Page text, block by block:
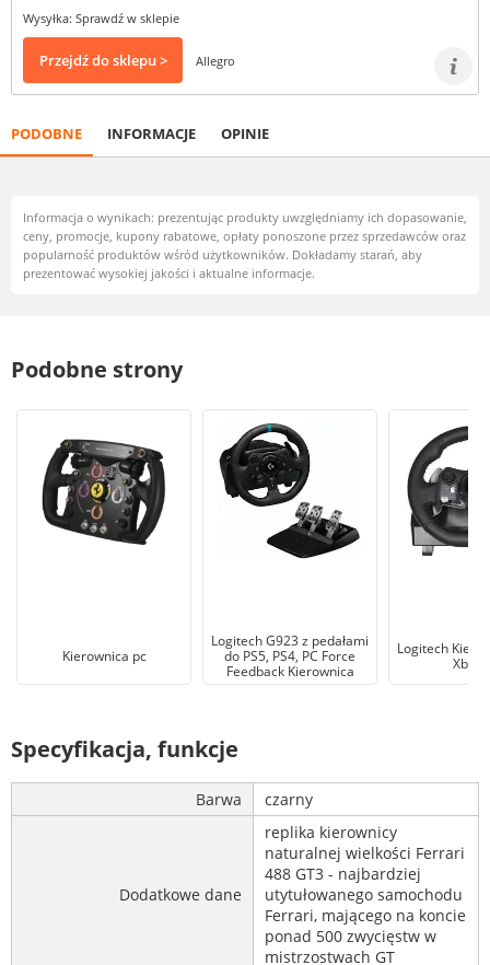
Wysyłka: Sprawdź w sklepie
Przejdź do sklepu > Allegro
PODOBNE INFORMACJE OPINIE
Informacja o wynikach: prezentując produkty uwzględniamy ich dopasowanie,
ceny, promocje, kupony rabatowe, opłaty ponoszone przez sprzedawców oraz
popularność produktów wśród użytkowników. Dokładamy starań, aby
prezentować wysokiej jakości i aktualne informacje.
Podobne strony
Kierownica pc
Logitech G923 z pedałami
do PS5, PS4, PC Force
Feedback Kierownica
Logitech
Xbox
Specyfikacja, funkcje
Barwa czarny
Dodatkowe dane
replika kierownicy
naturalnej wielkości Ferrari
488 GT3 - najbardziej
utytułowanego samochodu
Ferrari, mającego na koncie
ponad 500 zwycięstw w
mistrzostwach GT